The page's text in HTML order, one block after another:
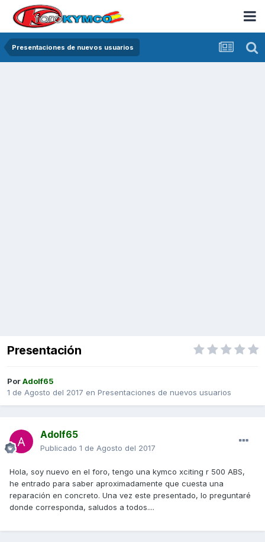
Presentaciones de nuevos usuarios
Presentación
PorAdolf65
1 de Agosto del 2017 en Presentaciones de nuevos usuarios
Adolf65
Publicado 1 de Agosto del 2017
Hola, soy nuevo en el foro, tengo una kymco xciting r 500 ABS,
he entrado para saber aproximadamente que cuesta una
reparación en concreto. Una vez este presentado, lo preguntaré
donde corresponda, saludos a todos....